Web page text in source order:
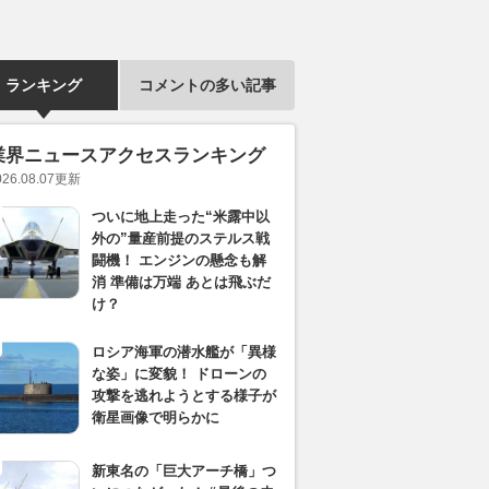
ランキング コメントの多い記事
界ニュースアクセスランキング
更新
ついに地上走った“米露中以
外の”量産前提のステルス戦
闘機！ エンジンの懸念も解
消 準備は万端 あとは飛ぶだ
け？
ロシア海軍の潜水艦が「異様
な姿」に変貌！ ドローンの
攻撃を逃れようとする様子が
衛星画像で明らかに
新東名の「巨大アーチ橋」つ